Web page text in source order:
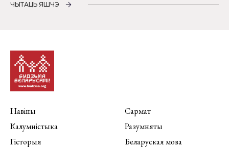
ЧЫТАЦЬ ЯШЧЭ
Навіны
Калумністыка
Гісторыя
Сармат
Разумняты
Беларуская мова